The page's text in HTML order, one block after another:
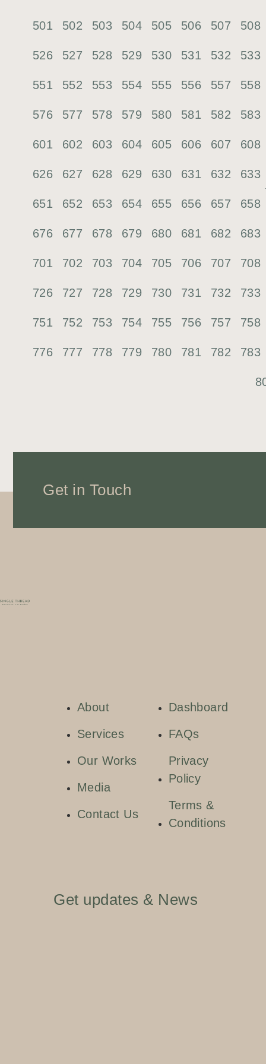
501 502 503 504 505 506 507 508
526 527 528 529 530 531 532 533
551 552 553 554 555 556 557 558
576 577 578 579 580 581 582 583
601 602 603 604 605 606 607 608
626 627 628 629 630 631 632 633
651 652 653 654 655 656 657 658
676 677 678 679 680 681 682 683
701 702 703 704 705 706 707 708
726 727 728 729 730 731 732 733
751 752 753 754 755 756 757 758
776 777 778 779 780 781 782 783
Get in Touch
About
Services
Our Works
Media
Contact Us
Dashboard
FAQs
Privacy
Policy
Terms &
Conditions
Get updates & News